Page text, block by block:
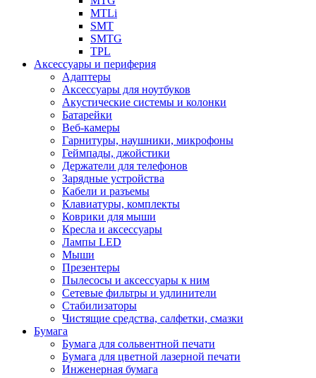
MTLi
SMT
SMTG
TPL
Аксессуары и периферия
Адаптеры
Аксессуары для ноутбуков
Акустические системы и колонки
Батарейки
Веб-камеры
Гарнитуры, наушники, микрофоны
Геймпады, джойстики
Держатели для телефонов
Зарядные устройства
Кабели и разъемы
Клавиатуры, комплекты
Коврики для мыши
Кресла и аксессуары
Лампы LED
Мыши
Презентеры
Пылесосы и аксессуары к ним
Сетевые фильтры и удлинители
Стабилизаторы
Чистящие средства, салфетки, смазки
Бумага
Бумага для сольвентной печати
Бумага для цветной лазерной печати
Инженерная бумага